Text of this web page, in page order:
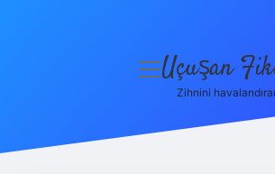
menüyü
Uçuşan
Zihnini